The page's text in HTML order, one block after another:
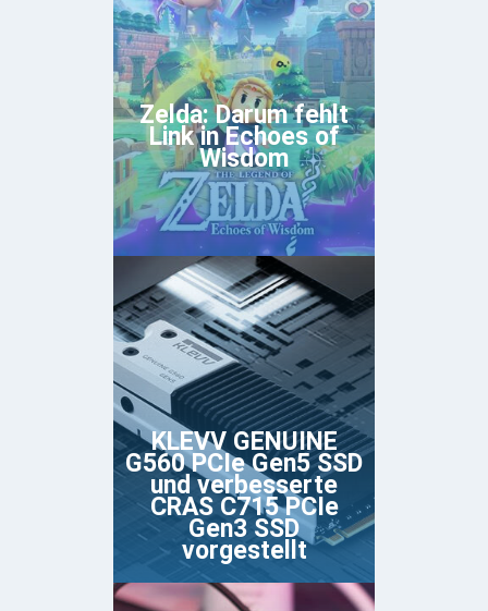
Zelda: Darum fehlt
Link in Echoes of
Wisdom
KLEVV GENUINE
G560 PCIe Gen5 SSD
und verbesserte
CRAS C715 PCIe
Gen3 SSD
vorgestellt